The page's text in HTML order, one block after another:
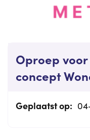
Oproep
concept
Geplaatst op: